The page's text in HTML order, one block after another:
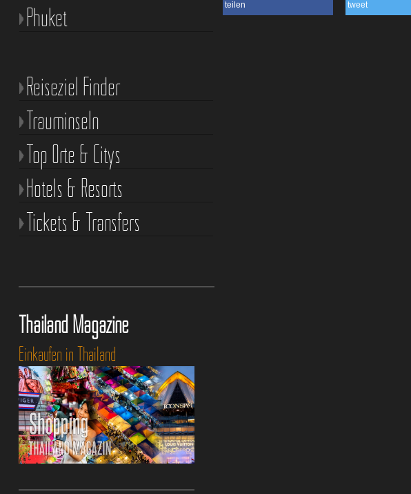
teilen tweet
Phuket
Reiseziel Finder
Trauminseln
Top Orte & Citys
Hotels & Resorts
Tickets & Transfers
Thailand Magazine
Einkaufen in Thailand